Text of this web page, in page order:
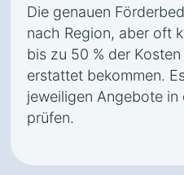
Die genauen
nach Region, aber oft
bis zu 50 % der
erstattet bekommen.
jeweiligen Angebote in
prüfen.